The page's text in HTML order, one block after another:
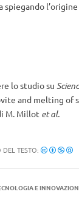
spiegando
lo studio su
and melting of
M. Millot et al.
DEL TESTO:
E